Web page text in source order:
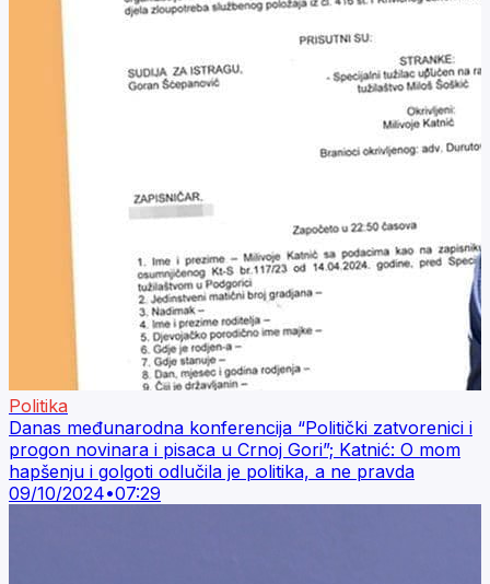
Politika
Danas međunarodna konferencija “Politički zatvorenici i
progon novinara i pisaca u Crnoj Gori”; Katnić: O mom
hapšenju i golgoti odlučila je politika, a ne pravda
09/10/2024•07:29